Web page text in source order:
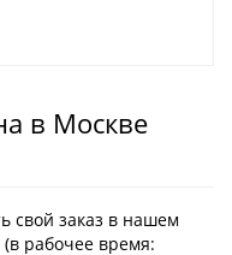
в Москве
свой заказ в нашем
рабочее время: